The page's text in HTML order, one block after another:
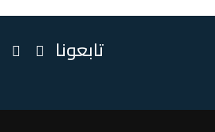
تابعونا